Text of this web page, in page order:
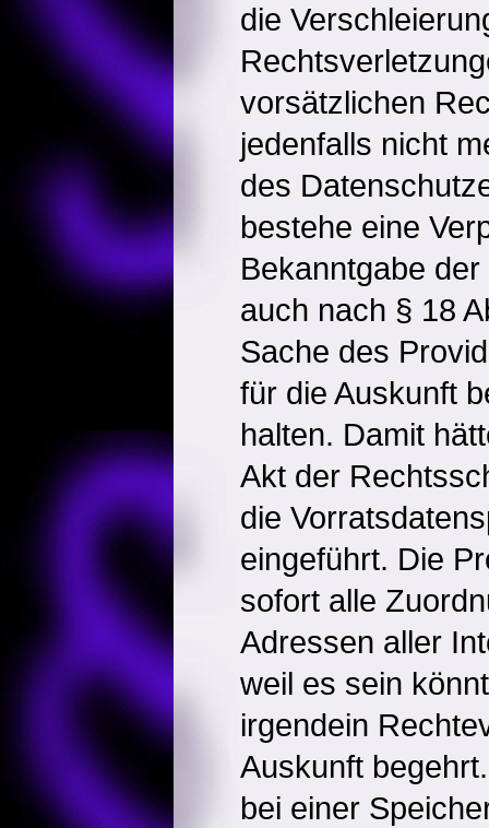
die
vorsätzlichen
jedenfalls nicht
des
bestehe eine
Bekanntgabe
auch nach § 18
Sache des
für die Auskunft
halten. Damit
Akt der
die
eingeführt. Die
sofort alle
Adressen aller
weil es sein
irgendein
Auskunft
bei einer